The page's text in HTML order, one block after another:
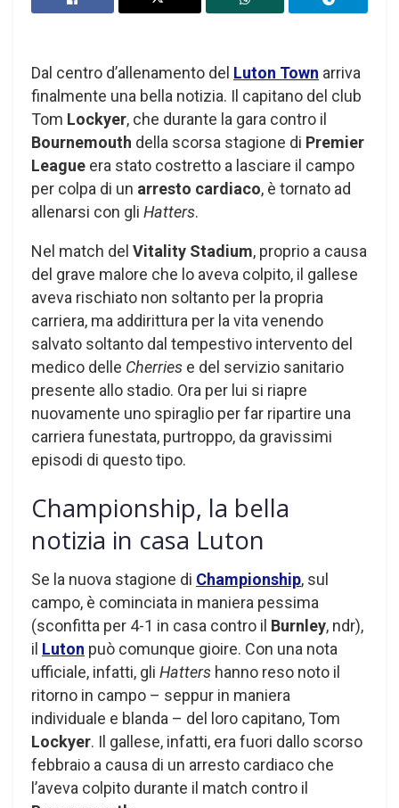
Dal centro d’allenamento del Luton Town arriva
finalmente una bella notizia. Il capitano del club
Tom Lockyer, che durante la gara contro il
Bournemouth della scorsa stagione di Premier
League era stato costretto a lasciare il campo
per colpa di un arresto cardiaco, è tornato ad
allenarsi con gli Hatters.
Nel match del Vitality Stadium, proprio a causa
del grave malore che lo aveva colpito, il gallese
aveva rischiato non soltanto per la propria
carriera, ma addirittura per la vita venendo
salvato soltanto dal tempestivo intervento del
medico delle Cherries e del servizio sanitario
presente allo stadio. Ora per lui si riapre
nuovamente uno spiraglio per far ripartire una
carriera funestata, purtroppo, da gravissimi
episodi di questo tipo.
Championship, la bella
notizia in casa Luton
Se la nuova stagione di Championship, sul
campo, è cominciata in maniera pessima
(sconfitta per 4-1 in casa contro il Burnley, ndr),
il Luton può comunque gioire. Con una nota
ufficiale, infatti, gli Hatters hanno reso noto il
ritorno in campo – seppur in maniera
individuale e blanda – del loro capitano, Tom
Lockyer. Il gallese, infatti, era fuori dallo scorso
febbraio a causa di un arresto cardiaco che
l’aveva colpito durante il match contro il